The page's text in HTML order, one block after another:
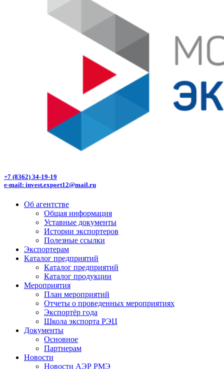
+7 (8362) 34-19-19
e-mail: invest.export12@mail.ru
Об агентстве
Общая информация
Уставные документы
Истории экспортеров
Полезные ссылки
Экспортерам
Каталог предприятий
Каталог предприятий
Каталог продукции
Мероприятия
План мероприятий
Отчеты о проведенных мероприятиях
Экспортёр года
Школа экспорта РЭЦ
Документы
Основное
Партнерам
Новости
Новости АЭР РМЭ